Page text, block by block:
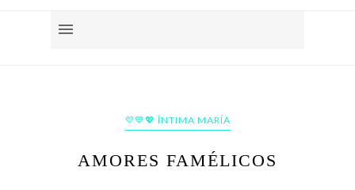
💜💙💖 ÍNTIMA MARÍA
AMORES FAMÉLICOS